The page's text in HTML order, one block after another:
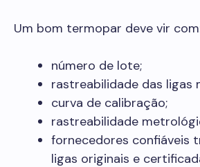
Um bom termopar deve vir
número de lote;
rastreabilidade das ligas
curva de calibração;
rastreabilidade
fornecedores confiáveis
ligas originais e